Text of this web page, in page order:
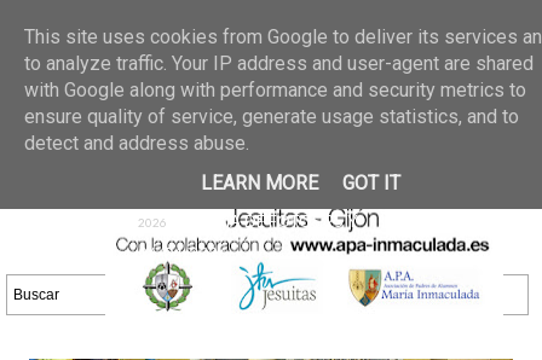
02 jun 2026
GALERIA DE FOTOS
30/05/2026
25 may 2026
GALERIA
DE FOTOS 23/05/2026
20 may
2026
GALERIA DE FOTOS
16/05/2026
DE FOTOS 09/05/2026
28 abr
2026
GALERIA DE FOTOS 25 Y
26/04/2026
This site uses cookies from Google to deliver its services
to analyze traffic. Your IP address and user-agent are shared
with Google along with performance and security metrics to
ensure quality of service, generate usage statistics, and to
detect and address abuse.
LEARN MORE
GOT IT